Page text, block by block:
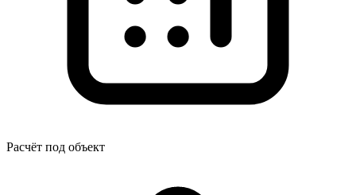
Расчёт под объект